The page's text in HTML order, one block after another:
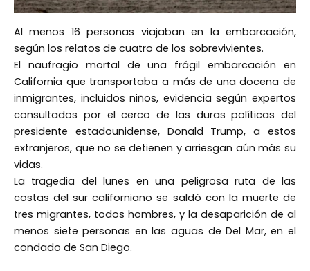
Al menos 16 personas viajaban en la embarcación,
según los relatos de cuatro de los sobrevivientes.
El naufragio mortal de una frágil embarcación en
California que transportaba a más de una docena de
inmigrantes, incluidos niños, evidencia según expertos
consultados por el cerco de las duras políticas del
presidente estadounidense, Donald Trump, a estos
extranjeros, que no se detienen y arriesgan aún más su
vidas.
La tragedia del lunes en una peligrosa ruta de las
costas del sur californiano se saldó con la muerte de
tres migrantes, todos hombres, y la desaparición de al
menos siete personas en las aguas de Del Mar, en el
condado de San Diego.